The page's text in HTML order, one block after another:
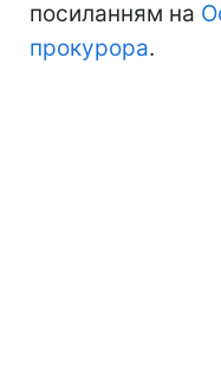
посиланням на
прокурора.